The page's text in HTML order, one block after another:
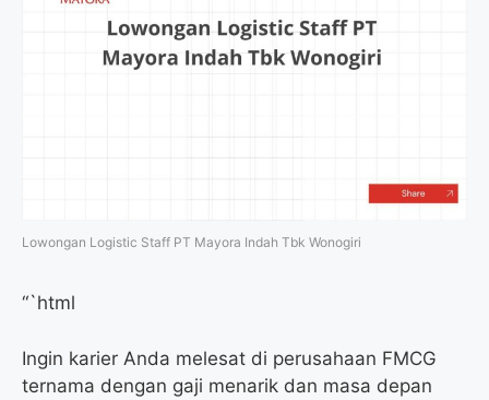
Lowongan Logistic Staff PT Mayora Indah Tbk Wonogiri
“`html
Ingin karier Anda melesat di perusahaan FMCG
ternama dengan gaji menarik dan masa depan